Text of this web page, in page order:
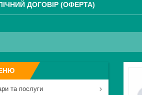
ДОГОВІР (ОФЕРТА)
та послуги